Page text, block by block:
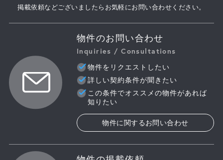
掲載依頼などございましたらお気軽にお問い合わせください。
物件のお問い合わせ
Inquiries / Consultations
物件をリクエストしたい
詳しい契約条件が聞きたい
この条件でオススメの物件があれば
知りたい
物件に関するお問い合わせ